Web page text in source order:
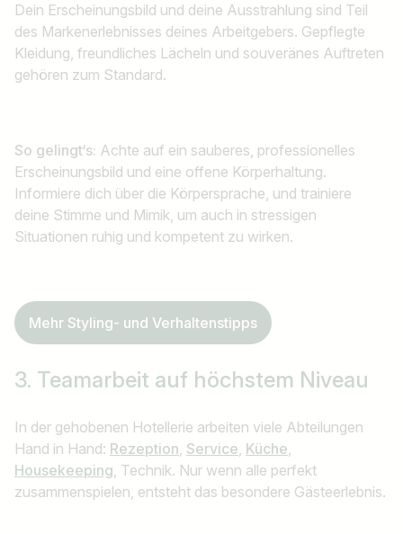
Dein Erscheinungsbild und deine Ausstrahlung sind Teil
des Markenerlebnisses deines Arbeitgebers. Gepflegte
Kleidung, freundliches Lächeln und souveränes Auftreten
gehören zum Standard.
So gelingt‘s: Achte auf ein sauberes, professionelles
Erscheinungsbild und eine offene Körperhaltung.
Informiere dich über die Körpersprache, und trainiere
deine Stimme und Mimik, um auch in stressigen
Situationen ruhig und kompetent zu wirken.
Mehr Styling- und Verhaltenstipps
3. Teamarbeit auf höchstem Niveau
In der gehobenen Hotellerie arbeiten viele Abteilungen
Hand in Hand: Rezeption, Service, Küche,
Housekeeping, Technik. Nur wenn alle perfekt
zusammenspielen, entsteht das besondere Gästeerlebnis.